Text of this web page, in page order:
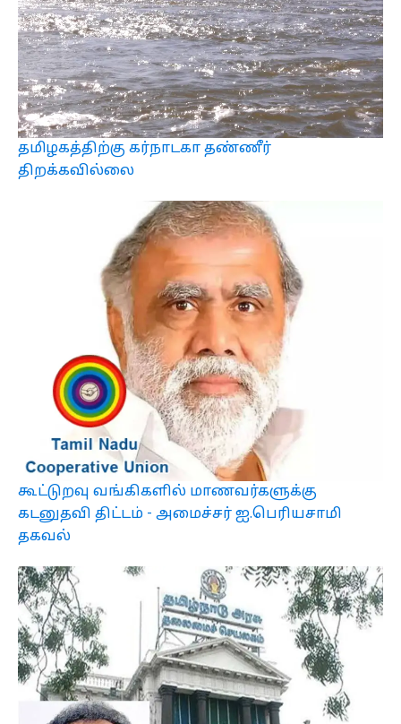
தமிழகத்திற்கு கர்நாடகா தண்ணீர்
திறக்கவில்லை
கூட்டுறவு வங்கிகளில் மாணவர்களுக்கு
கடனுதவி திட்டம் - அமைச்சர் ஐ.பெரியசாமி
தகவல்